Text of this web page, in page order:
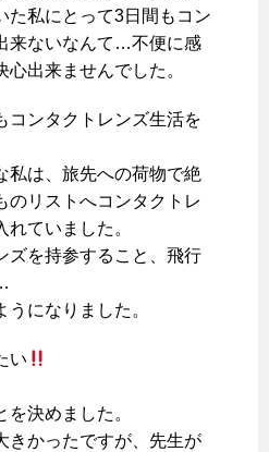
た私にとって3日間もコン
来ないなんて…不便に感
出来ませんでした。
コンタクトレンズ生活を
私は、旅先への荷物で絶
のリストへコンタクトレ
ていました。
ズを持参すること、飛行
になりました。
い
決めました。
きかったですが、先生が